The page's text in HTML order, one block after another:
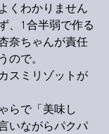
くわかりません
、1合半弱で作る
奈ちゃんが責任
ので。
スミリゾットが
らで「美味し
いながらパクパ